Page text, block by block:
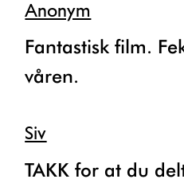
Anonym
Fantastisk film. Fekk lyst på nye sko til
våren.
Siv
TAKK for at du